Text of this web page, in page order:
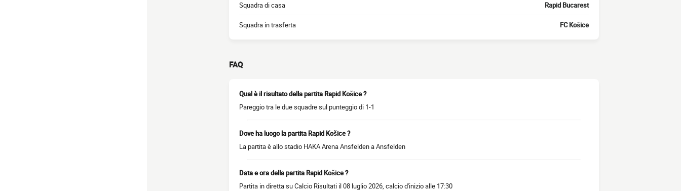
Squadra di casa Rapid Bucarest
Squadra in trasferta FC Košice
FAQ
Qual è il risultato della partita Rapid Košice ?
Pareggio tra le due squadre sul punteggio di 1-1
Dove ha luogo la partita Rapid Košice ?
La partita è allo stadio HAKA Arena Ansfelden a Ansfelden
Data e ora della partita Rapid Košice ?
Partita in diretta su Calcio Risultati il 08 luglio 2026, calcio d'inizio alle 17:30